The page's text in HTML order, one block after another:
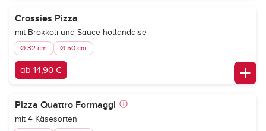
Crossies Pizza
mit Brokkoli und Sauce hollandaise
Ø 32 cm Ø 50 cm
ab 14,90 €
Pizza Quattro Formaggi
mit 4 Käsesorten